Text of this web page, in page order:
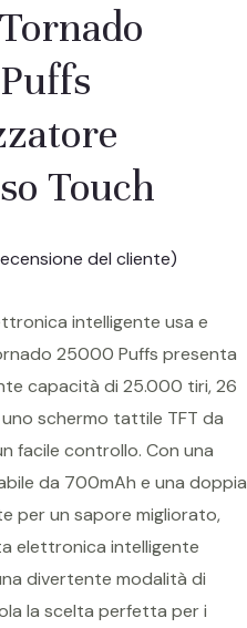
Touch
del cliente)
intelligente usa e
25000 Puffs presenta
capacità di 25.000 tiri, 26
schermo tattile TFT da
facile controllo. Con una
da 700mAh e una doppia
per un sapore migliorato,
elettronica intelligente
divertente modalità di
la scelta perfetta per i